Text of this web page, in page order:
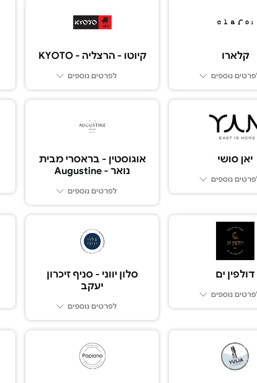
קלארו
נוספים
03-6017777
קיוטו - הרצליה - KYOTO
לפרטים נוספים
יאן סושי
נוספים
03-794-3529
אוגוסטין - בראסרי מבית
נואר - Augustine
לפרטים נוספים
דולפין ים
נוספים
סלון יווני - סניף זיכרון
יעקב
לפרטים נוספים